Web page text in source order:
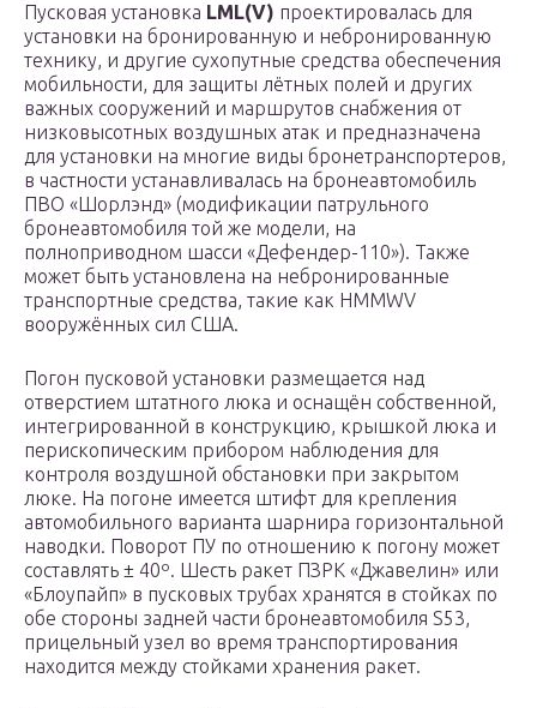
Пусковая установка LML(V) проектировалась для
установки на бронированную и небронированную
технику, и другие сухопутные средства обеспечения
мобильности, для защиты лётных полей и других
важных сооружений и маршрутов снабжения от
низковысотных воздушных атак и предназначена
для установки на многие виды бронетранспортеров,
в частности устанавливалась на бронеавтомобиль
ПВО «Шорлэнд» (модификации патрульного
бронеавтомобиля той же модели, на
полноприводном шасси «Дефендер-110»). Также
может быть установлена на небронированные
транспортные средства, такие как HMMWV
вооружённых сил США.
Погон пусковой установки размещается над
отверстием штатного люка и оснащён собственной,
интегрированной в конструкцию, крышкой люка и
перископическим прибором наблюдения для
контроля воздушной обстановки при закрытом
люке. На погоне имеется штифт для крепления
автомобильного варианта шарнира горизонтальной
наводки. Поворот ПУ по отношению к погону может
составлять ± 40º. Шесть ракет ПЗРК «Джавелин» или
«Блоупайп» в пусковых трубах хранятся в стойках по
обе стороны задней части бронеавтомобиля S53,
прицельный узел во время транспортирования
находится между стойками хранения ракет.